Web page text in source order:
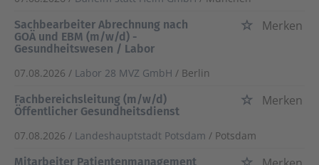
Sachbearbeiter Abrechnung nach
GOÄ und EBM (m/w/d) -
Gesundheitswesen / Labor
Merken
07.08.2026 / Labor 28 MVZ GmbH / Berlin
Fachbereichsleitung (m/w/d)
Öffentlicher Gesundheitsdienst
Merken
07.08.2026 / Landeshauptstadt Potsdam / Potsdam
Mitarbeiter Patientenmanagement